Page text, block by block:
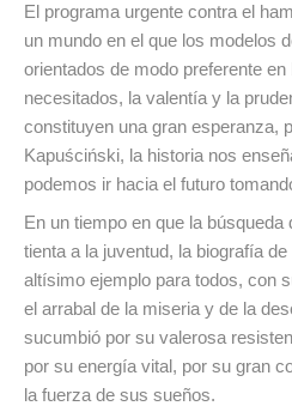
El programa urgente contra el
un mundo en el que los modelos
orientados de modo preferente
necesitados, la valentía y la
constituyen una gran esperanza,
Kapuściński, la historia nos
podemos ir hacia el futuro
En un tiempo en que la
tienta a la juventud, la biografía
altísimo ejemplo para todos, con
el arrabal de la miseria y de la
sucumbió por su valerosa
por su energía vital, por su gran
la fuerza de sus sueños.